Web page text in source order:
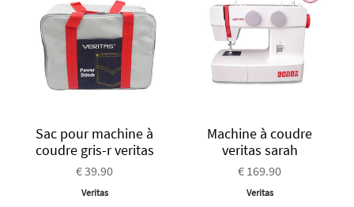
Sac pour machine à
coudre gris-r veritas
€ 39.90
Veritas
Machine à coudre
veritas sarah
€ 169.90
Veritas